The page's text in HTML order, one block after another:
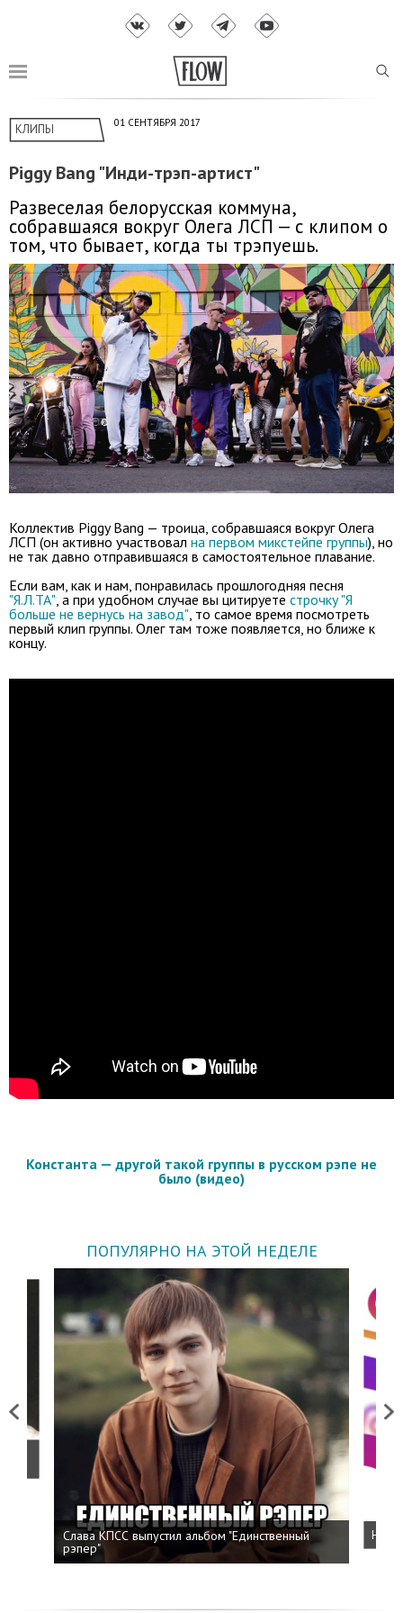
КЛИПЫ 01 СЕНТЯБРЯ 2017
Piggy Bang "Инди-трэп-артист"
Развеселая белорусская коммуна,
собравшаяся вокруг Олега ЛСП — с клипом о
том, что бывает, когда ты трэпуешь.
Коллектив Piggy Bang — троица, собравшаяся вокруг Олега
ЛСП (он активно участвовал на первом микстейпе группы), но
не так давно отправившаяся в самостоятельное плавание.
Если вам, как и нам, понравилась прошлогодняя песня
"Я.Л.ТА" , а при удобном случае вы цитируете строчку "Я
больше не вернусь на завод" , то самое время посмотреть
первый клип группы. Олег там тоже появляется, но ближе к
концу.
Константа — другой такой группы в русском рэпе не
было (видео)
ПОПУЛЯРНО НА ЭТОЙ НЕДЕЛЕ
Previous
Слава КПСС выпустил альбом "Единственный
рэпер"
Next